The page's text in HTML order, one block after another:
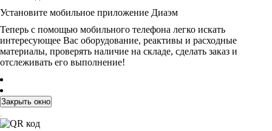
Установите мобильное приложение Диаэм
Теперь с помощью мобильного телефона легко искать
интересующее Вас оборудование, реактивы и расходные
материалы, проверять наличие на складе, сделать заказ и
отслеживать его выполнение!
Закрыть окно